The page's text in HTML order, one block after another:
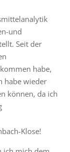
und
Seit der
habe,
habe wieder
können, da ich
Klose!